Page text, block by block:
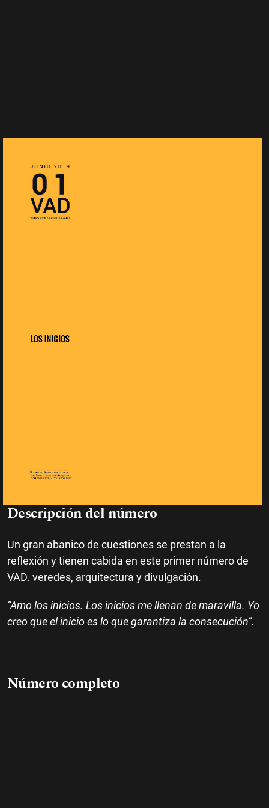
Descripción del número
Un gran abanico de cuestiones se prestan a la
reflexión y tienen cabida en este primer número de
VAD. veredes, arquitectura y divulgación.
“Amo los inicios. Los inicios me llenan de maravilla. Yo
creo que el inicio es lo que garantiza la consecución”.
Número completo